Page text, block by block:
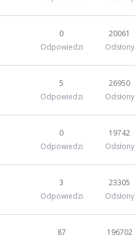
0
Odpowiedzi
20061
Odsłony
5
Odpowiedzi
26950
Odsłony
0
Odpowiedzi
19742
Odsłony
3
Odpowiedzi
23305
Odsłony
87
196702